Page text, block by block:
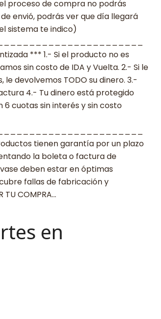
proceso de compra no podrás
envió, podrás ver que día llegará
sistema te indico)
*** 1.- Si el producto no es
sin costo de IDA y Vuelta. 2.- Si le
devolvemos TODO su dinero. 3.-
4.- Tu dinero está protegido
cuotas sin interés y sin costo
tienen garantía por un plazo
la boleta o factura de
deben estar en óptimas
fallas de fabricación y
COMPRA…
en